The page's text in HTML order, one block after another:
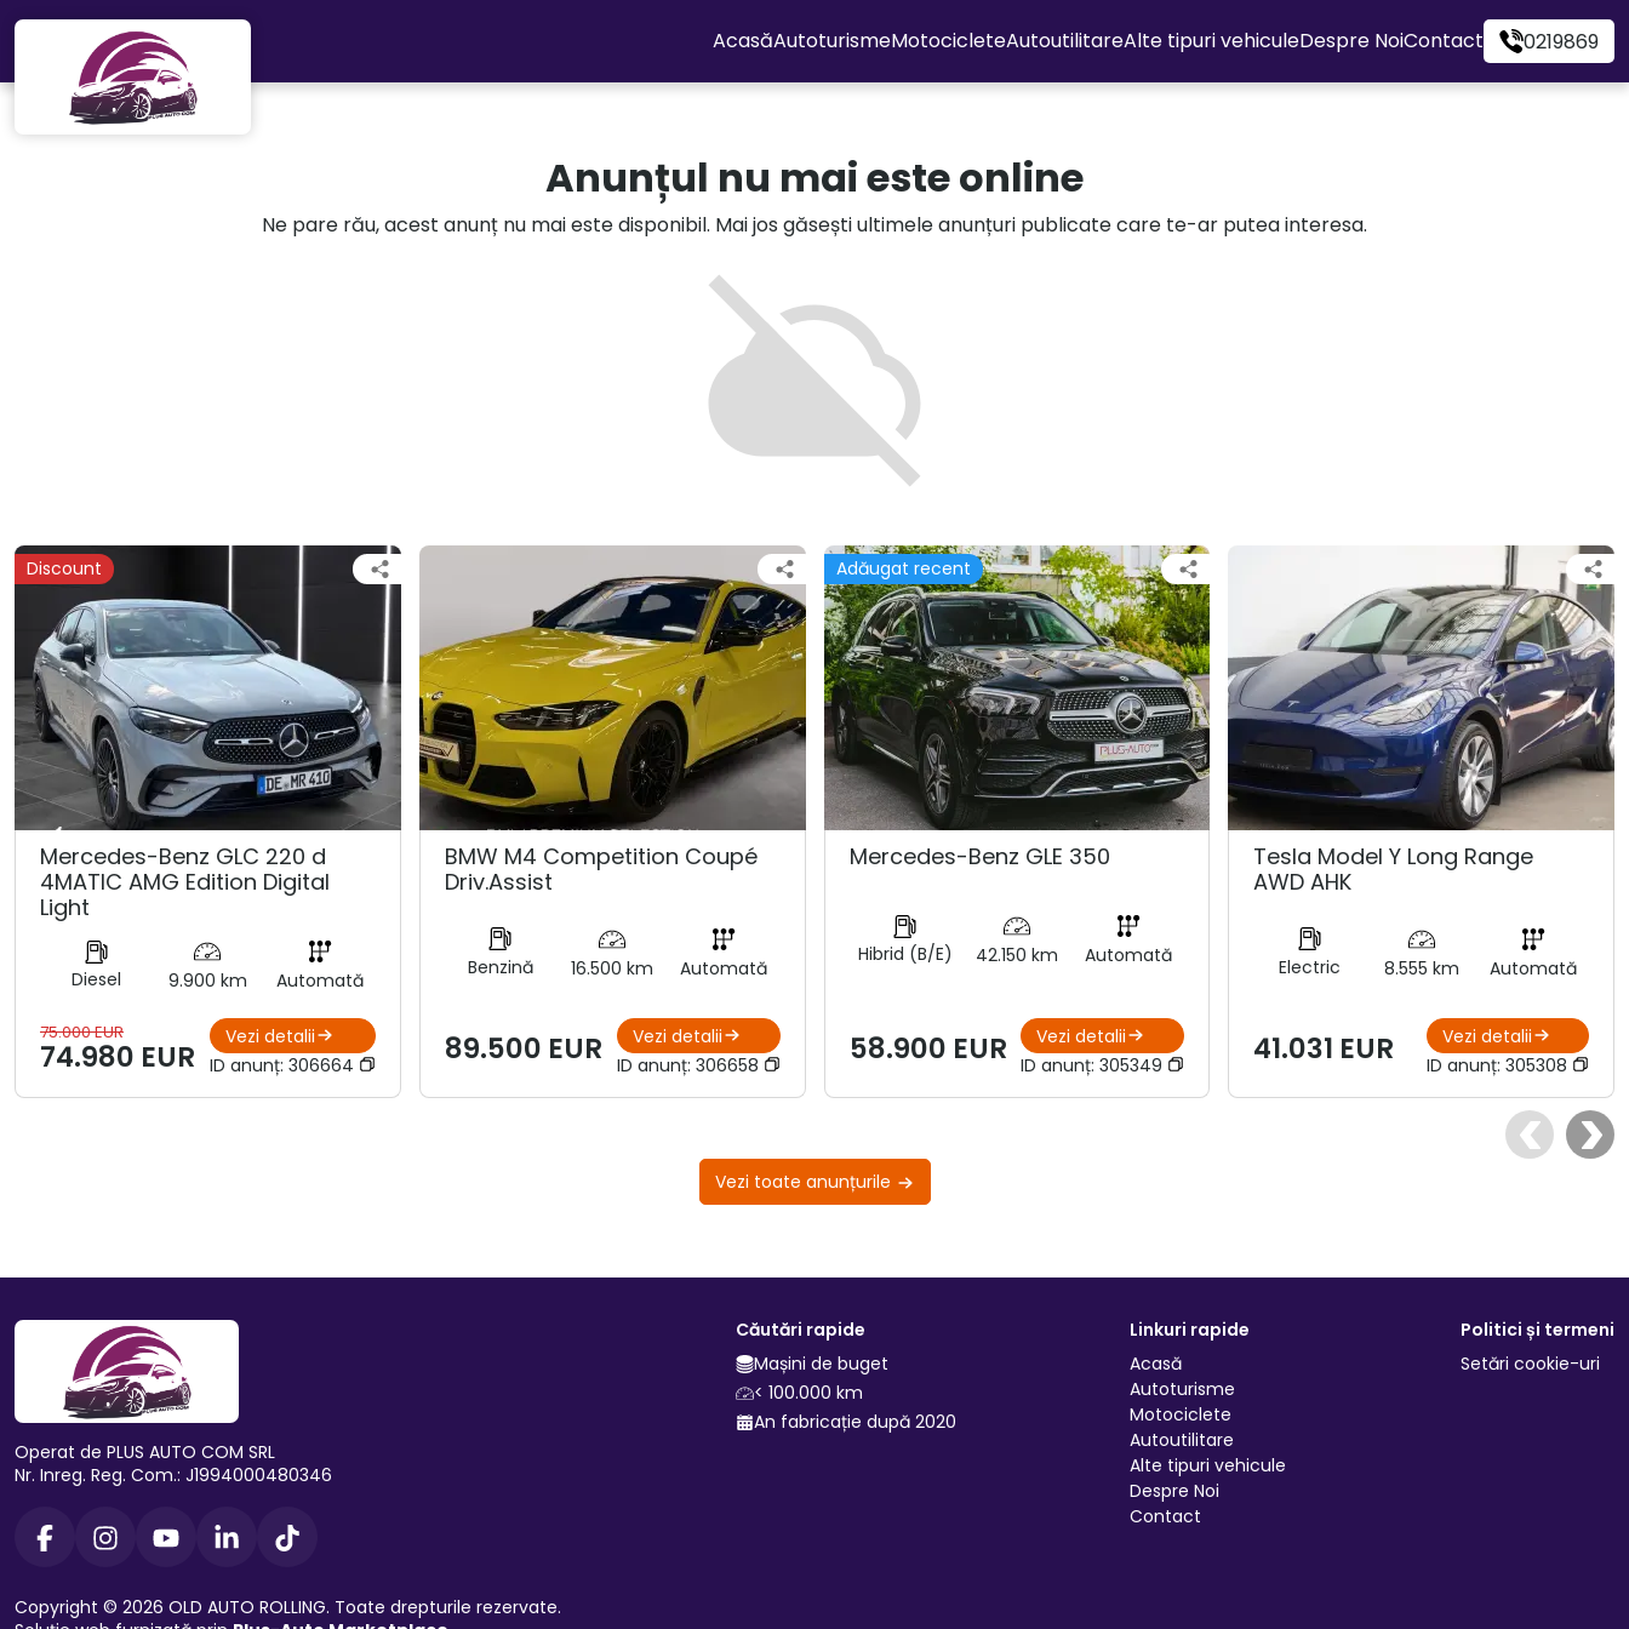
Mergi direct la conținutul principal
AcasăAutoturismeMotocicleteAutoutilitareAlte tipuri vehiculeDespre NoiContact 0219869
Anunțul nu mai este online
Ne pare rău, acest anunț nu mai este disponibil. Mai jos găsești ultimele anunțuri publicate care te-ar putea interesa.
Discount
Mercedes-Benz GLC 220 d
4MATIC AMG Edition Digital
Light
Diesel 9.900 km Automată
75.000 EUR
74.980 EUR
Vezi detalii
ID anunț: 306664
BMW M4 Competition Coupé
Driv.Assist
Benzină 16.500 km Automată
89.500 EUR
Vezi detalii
ID anunț: 306658
Adăugat recent
Mercedes-Benz GLE 350
Hibrid (B/E) 42.150 km Automată
58.900 EUR
Vezi detalii
ID anunț:305349
Tesla Model Y Long Range
AWD AHK
Electric 8.555 km Automată
41.031 EUR
Vezi detalii
ID anunț: 305308
Vezi toate anunțurile
Operat de PLUS AUTO COM SRL
Nr. Inreg. Reg. Com.: J1994000480346
Copyright © 2026 OLD AUTO ROLLING. Toate drepturile rezervate.
Căutări rapide
Mașini de buget
< 100.000 km
An fabricație după 2020
Linkuri rapide
Acasă
Autoturisme
Motociclete
Autoutilitare
Alte tipuri vehicule
Despre Noi
Contact
Politici și termeni
Setări cookie-uri